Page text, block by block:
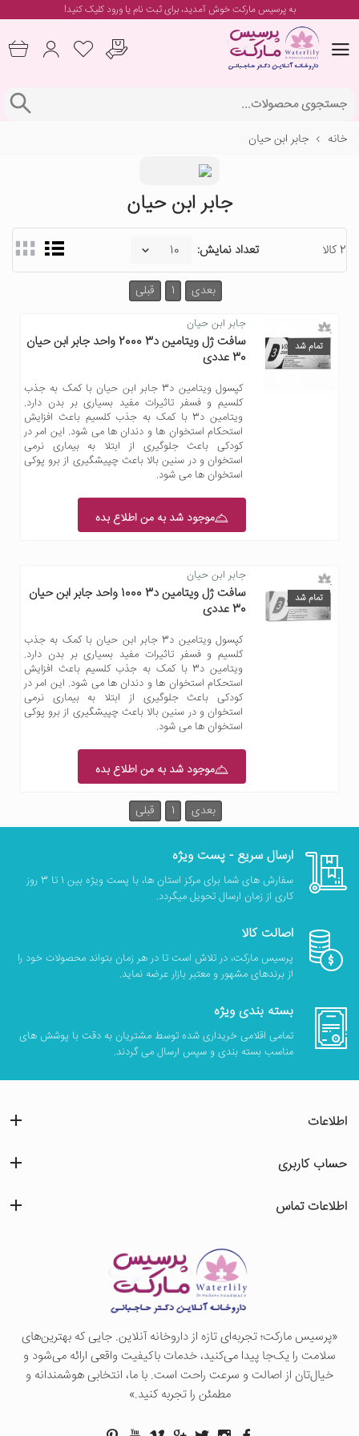
به پرسیس مارکت خوش آمدید، برایثبت نام یا ورودکلیک کنید!
خانه جابر ابن حیان
جابر ابن حیان
2 کالا تعداد نمایش:
قبلی 1 بعدی
تمام شد
جابر ابن حیان
سافت ژل ویتامین د3 2000 واحد جابر ابن حیان
30 عددی
کپسول ویتامین د3 جابر ابن حیان با کمک به جذب
کلسیم و فسفر تاثیرات مفید بسیاری بر بدن دارد.
ویتامین د3 با کمک به جذب کلسیم باعث افزایش
استحکام استخوان ها و دندان ها می شود. این امر در
کودکی باعث جلوگیری از ابتلا به بیماری نرمی
استخوان و در سنین بالا باعث چپیشگیری از برو پوکی
استخوان ها می شود.
موجود شد به من اطلاع بده
تمام شد
جابر ابن حیان
سافت ژل ویتامین د3 1000 واحد جابر ابن حیان
30 عددی
کپسول ویتامین د3 جابر ابن حیان با کمک به جذب
کلسیم و فسفر تاثیرات مفید بسیاری بر بدن دارد.
ویتامین د3 با کمک به جذب کلسیم باعث افزایش
استحکام استخوان ها و دندان ها می شود. این امر در
کودکی باعث جلوگیری از ابتلا به بیماری نرمی
استخوان و در سنین بالا باعث چپیشگیری از برو پوکی
استخوان ها می شود.
موجود شد به من اطلاع بده
قبلی 1 بعدی
ارسال سریع - پست ویژه
سفارش های شما برای مرکز استان ها، با پست ویژه بین 1 تا 3 روز
کاری از زمان ارسال تحویل میگردد.
اصالت کالا
پرسیس مارکت، در تلاش است تا در هر زمان بتواند محصولات خود را
از برندهای مشهور و معتبر بازار عرضه نماید.
بسته بندی ویژه
تمامی اقلامی خریداری شده توسط مشتریان به دقت با پوشش های
مناسب بسته بندی و سپس ارسال می گردند.
«پرسيس ماركت؛ تجربه‌ای تازه از داروخانه آنلاین. جایی که بهترین‌های
سلامت را یک‌جا پیدا می‌کنید، خدمات باکیفیت واقعی ارائه می‌شود و
خیال‌تان از اصالت و سرعت راحت است. با ما، انتخابی هوشمندانه و
مطمئن را تجربه کنید.»
اطلاعات
حساب کاربری
اطلاعات تماس